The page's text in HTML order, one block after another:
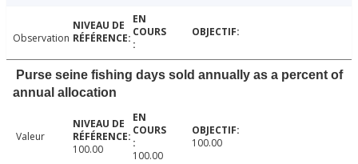
Observation
Purse seine fishing days sold annually as a percent of
annual allocation
Valeur
100.00
100.00
100.00